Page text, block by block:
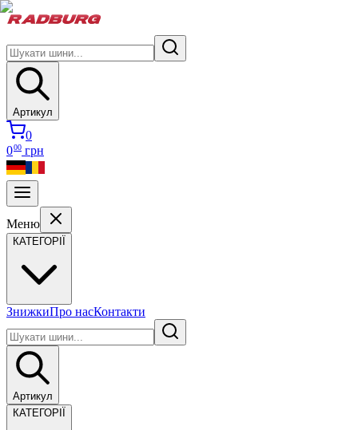
Артикул
0
000 грн
Меню
КАТЕГОРІЇ
ЗнижкиПро насКонтакти
Артикул
КАТЕГОРІЇ